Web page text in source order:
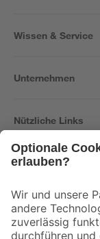
Wissen & Service
Unternehmen
Nützliche Links
Der toom Newsletter:
Zur Newsletter